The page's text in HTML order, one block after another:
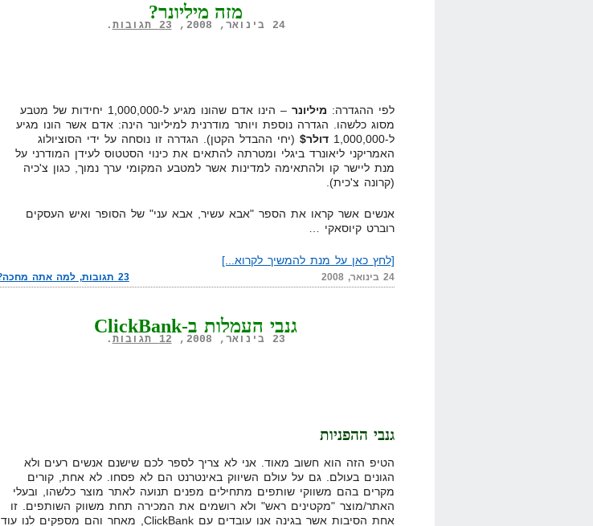
מזה מיליונר?
24 בינואר, 2008, 23 תגובות .
לפי ההגדרה: מיליונר
– הינו אדם שהונו מגיע ל-1,000,000 יחידות של מטבע
מסוג כלשהו. הגדרה נוספת ויותר מודרנית למיליונר הינה: אדם אשר הונו מגיע
ל-1,000,000
דולר$(יחי ההבדל הקטן). הגדרה זו נוסחה על ידי הסוציולוג
האמריקני ליאונרד ביגלי ומטרתה להתאים את כינוי הסטטוס לעידן המודרני על
מנת ליישר קו ולהתאימה למדינות אשר למטבע המקומי ערך נמוך, כגון צ'כיה
(קרונה צ'כית).
אנשים אשר קראו את הספר "אבא עשיר, אבא עני" של הסופר ואיש העסקים
רוברט קיוסאקי …
[לחץ כאן על מנת להמשיך לקרוא...]
23 תגובות, למה אתה מחכה? 24 בינואר, 2008
גנבי העמלות ב-ClickBank
23 בינואר, 2008, 12 תגובות .
גנבי ההפניות
הטיפ הזה הוא חשוב מאוד. אני לא צריך לספר לכם שישנם אנשים רעים ולא
הגונים בעולם. גם על עולם השיווק באינטרנט הם לא פסחו. לא אחת, קורים
מקרים בהם משווקי שותפים מתחילים מפנים תנועה לאתר מוצר כלשהו, ובעלי
האתר/מוצר "מקטינים ראש" ולא רושמים את המכירה תחת משווק השותפים. זו
אחת הסיבות אשר בגינה אנו עובדים עם ClickBank, מאחר והם מספקים לנו עוד